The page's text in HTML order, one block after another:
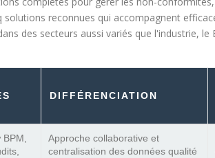
reconnues qui accompagnent
des secteurs aussi variés que l'industrie,
DIFFÉRENCIATION
BPM,
Approche collaborative et
centralisation des données qualité